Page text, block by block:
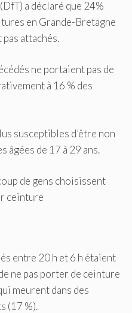
a déclaré que 24%
en Grande-Bretagne
attachés.
ne portaient pas de
à 16 % des
susceptibles d’être non
âgées de 17 à 29 ans.
de gens choisissent
ceinture
entre 20 h et 6 h étaient
ne pas porter de ceinture
meurent dans des
(17 %).